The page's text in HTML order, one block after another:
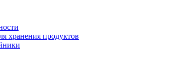
хранения продуктов